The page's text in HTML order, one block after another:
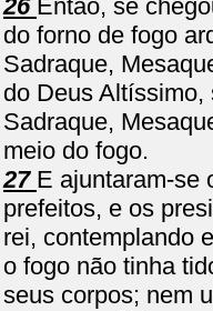
26 Então, se
do forno de fogo
Sadraque,
do Deus
Sadraque,
meio do fogo.
27 E ajuntaram-se
prefeitos, e os
rei, contemplando
o fogo não tinha
seus corpos; nem